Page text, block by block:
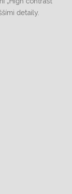
detaily.